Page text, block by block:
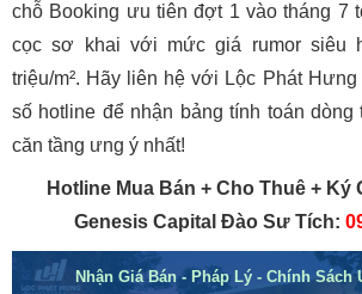
chỗ Booking ưu tiên đợt 1 vào tháng 7
cọc sơ khai với mức giá rumor siêu
triệu/m². Hãy liên hệ với Lộc Phát
số hotline để nhận bảng tính toán
căn tầng ưng ý nhất!
Hotline Mua Bán + Cho Thuê + Ký
Genesis Capital Đào Sư Tích:
Nhận Giá Bán - Pháp Lý - Chính